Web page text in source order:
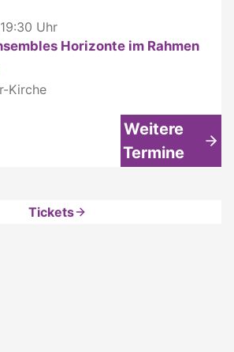
Uhr
Horizonte im Rahmen
Kirche
Weitere
Termine
Tickets